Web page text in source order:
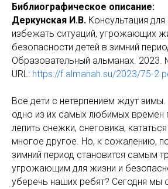
Библиографическое описание:
Деркунская И.В. Консультация
избежать ситуаций, угрожающих
безопасности детей в зимний
Образовательный альманах. 2023.
URL: https://f.almanah.su/2023/75-
Все дети с нетерпением ждут
одно из их самых любимых
лепить снежки, снеговика,
многое другое. Но, к сожалению,
зимний период становится самым
угрожающим для жизни и
уберечь наших ребят? Сегодня мы